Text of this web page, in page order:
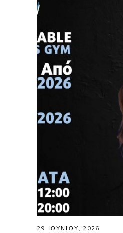
29 ΙΟΥΝΊΟΥ, 2026